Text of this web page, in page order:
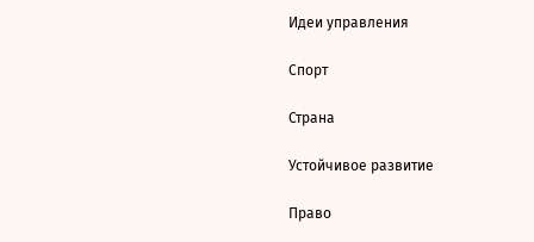
Идеи управления
Спорт
Страна
Устойчивое развитие
Право